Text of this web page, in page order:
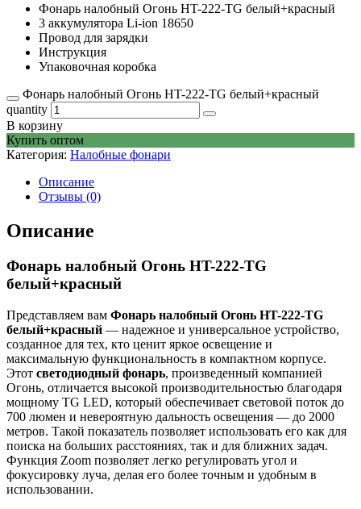
Фонарь налобный Огонь HT-222-TG белый+красный
3 аккумулятора Li-ion 18650
Провод для зарядки
Инструкция
Упаковочная коробка
Фонарь налобный Огонь HT-222-TG белый+красный
quantity
В корзину
Купить оптом
Категория: Налобные фонари
Описание
Отзывы (0)
Описание
Фонарь налобный Огонь HT-222-TG
белый+красный
Представляем вам Фонарь налобный Огонь HT-222-TG
белый+красный — надежное и универсальное устройство,
созданное для тех, кто ценит яркое освещение и
максимальную функциональность в компактном корпусе.
Этот светодиодный фонарь, произведенный компанией
Огонь, отличается высокой производительностью благодаря
мощному TG LED, который обеспечивает световой поток до
700 люмен и невероятную дальность освещения — до 2000
метров. Такой показатель позволяет использовать его как для
поиска на больших расстояниях, так и для ближних задач.
Функция Zoom позволяет легко регулировать угол и
фокусировку луча, делая его более точным и удобным в
использовании.